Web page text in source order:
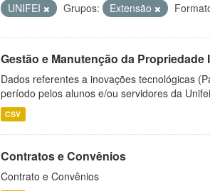
UNIFEI
Grupos: Extensão
Gestão e Manutenção da Propriedade
Dados referentes a inovações tecnológicas
período pelos alunos e/ou servidores da
CSV
Contratos e Convênios
Contrato e Convênios